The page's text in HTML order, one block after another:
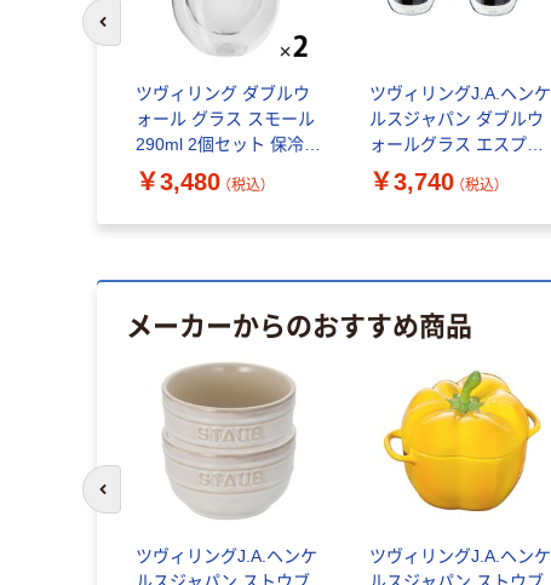
ツヴィリング ダブルウ
ォール グラス スモール
290ml 2個セット 保冷
保温 ツヴィリングJ.A.
ヘンケルスジャパン
￥3,480 （税込）
ツヴィリングJ.A.ヘンケ
ルスジャパン ダブルウ
ォールグラス エスプレ
ッソ140ml 2個セット レ
ンジ 耐熱 1個
￥3,740 （税込）
前のスライドへ
メーカーからのおすすめ商品
ツヴィリングJ.A.ヘンケ
ツヴィリングJ.A.ヘンケ
前のスライドへ